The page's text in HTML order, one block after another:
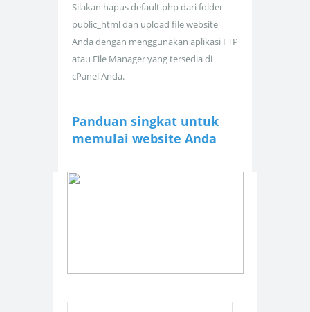
Silakan hapus default.php dari folder
public_html dan upload file website
Anda dengan menggunakan aplikasi FTP
atau File Manager yang tersedia di
cPanel Anda.
Panduan singkat untuk
memulai website Anda